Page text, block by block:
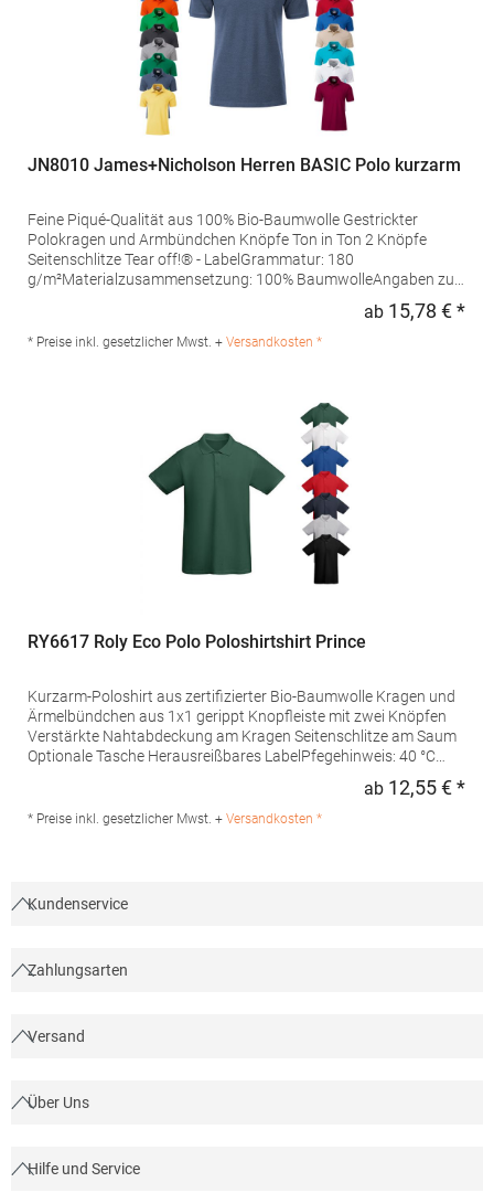
JN8010 James+Nicholson Herren BASIC Polo kurzarm
Feine Piqué-Qualität aus 100% Bio-Baumwolle Gestrickter
Polokragen und Armbündchen Knöpfe Ton in Ton 2 Knöpfe
Seitenschlitze Tear off!® - LabelGrammatur: 180
g/m²Materialzusammensetzung: 100% BaumwolleAngaben zur
GmbH Vor dem Weißen Stein 25-31 72461 Albstadt Deutschland
E-Mail: info@daiber.de
ab 15,78 € *
* Preise inkl. gesetzlicher Mwst. + Versandkosten *
RY6617 Roly Eco Polo Poloshirtshirt Prince
Kurzarm-Poloshirt aus zertifizierter Bio-Baumwolle Kragen und
Ärmelbündchen aus 1x1 gerippt Knopfleiste mit zwei Knöpfen
Verstärkte Nahtabdeckung am Kragen Seitenschlitze am Saum
Optionale Tasche Herausreißbares LabelPfegehinweis: 40 °C
g/m²Materialzusammensetzung: 100% Baumwolle (Heather
Grey: 85% Baumwolle / 15% Viskose)Angaben zur
ab 12,55 € *
* Preise inkl. gesetzlicher Mwst. + Versandkosten *
Kundenservice
Zahlungsarten
Versand
Über Uns
Hilfe und Service